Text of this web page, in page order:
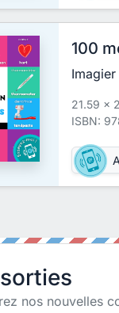
100
21.59 x
ISBN:
nos nouvelles